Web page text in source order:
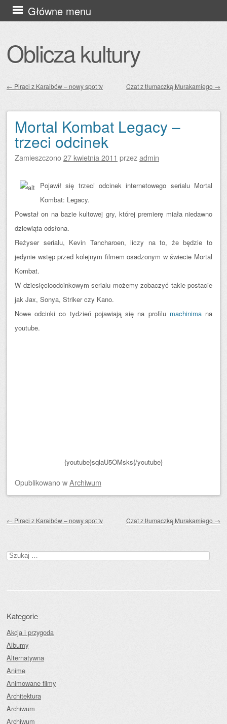
Oblicza kultury
Główne menu
Przejdź
do
← Piraci z Karaibów – nowy spot tv Czat z tłumaczką Murakamiego →
Mortal Kombat Legacy –
trzeci odcinek
Zamieszczono27 kwietnia 2011 przezadmin
Pojawił się trzeci odcinek internetowego serialu Mortal
Kombat: Legacy.
Powstał on na bazie kultowej gry, której premierę miała niedawno
dziewiąta odsłona.
Reżyser serialu, Kevin Tancharoen, liczy na to, że będzie to
jedynie wstęp przed kolejnym filmem osadzonym w świecie Mortal
Kombat.
W dziesięcioodcinkowym serialu możemy zobaczyć takie postacie
jak Jax, Sonya, Striker czy Kano.
Nowe odcinki co tydzień pojawiają się na profilu machinimana
youtube.
{youtube}sqlaU5OMsks{/youtube}
OpublikowanowArchiwum
← Piraci z Karaibów – nowy spot tv Czat z tłumaczką Murakamiego →
Szukaj:
Kategorie
Akcja i przygoda
Albumy
Alternatywna
Anime
Animowane filmy
Architektura
Archiwum
Archiwum